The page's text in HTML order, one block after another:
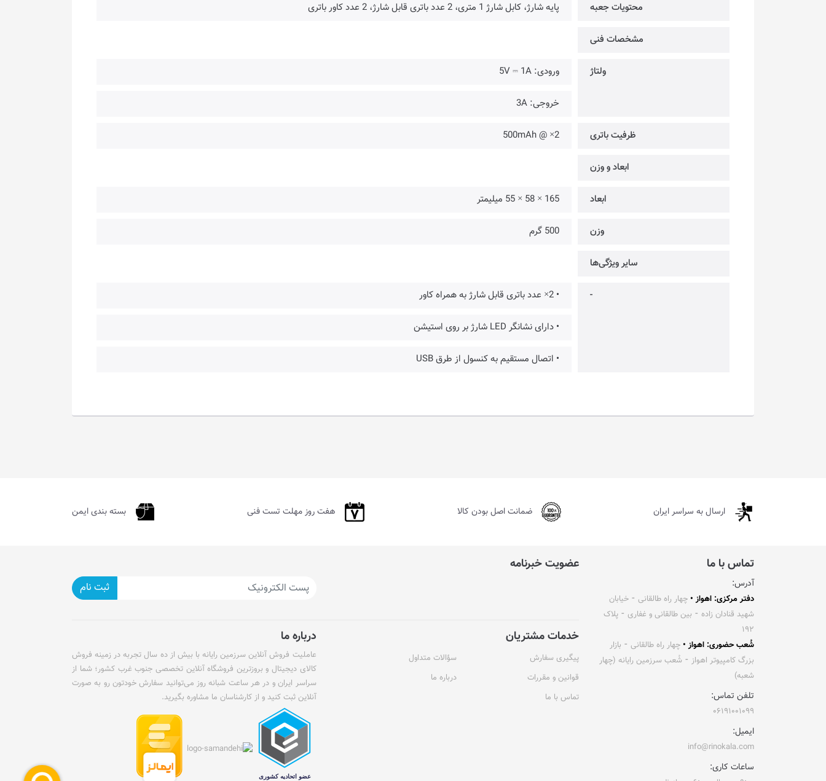
محتویات جعبه پایه شارژ، کابل شارژ 1 متری، 2 عدد باتری قابل شارژ، 2 عدد کاور باتری
مشخصات فنی
ولتاژ ورودی: 5V ⎓ 1A
خروجی: 3A
ظرفیت باتری 500mAh @ ×2
ابعاد و وزن
ابعاد 165 × 58 × 55 میلیمتر
وزن 500 گرم
سایر ویژگی‌ها
- • 2× عدد باتری قابل شارژ به همراه کاور
• دارای نشانگر LED شارژ بر روی استیشن
• اتصال مستقیم به کنسول از طرق USB
ارسال به سراسر ایران ضمانت اصل بودن کالا هفت روز مهلت تست فنی بسته بندی ایمن
تماس با ما
آدرس:
دفتر مرکزی: اهواز • چهار راه طالقانی ⁃ خیابان
شهید قنادان زاده ⁃ بین طالقانی و غفاری ⁃ پلاک
۱۹۲
شُعب حضوری: اهواز • چهار راه طالقانی ⁃ بازار
بزرگ کامپیوتر اهواز ⁃ شُعب سرزمین رایانه (چهار
شعبه)
تلفن تماس:
۰۶۱۹۱۰۰۱۰۹۹
ایمیل:
info@rinokala.com
ساعات کاری:
عضویت خبرنامه
ثبت نام
خدمات مشتریان
پیگیری سفارش
سؤالات متداول
قوانین و مقررات
درباره ما
تماس با ما
درباره ما
عاملیت فروش آنلاین سرزمین رایانه با بیش از ده سال تجربه در زمینه فروش
کالای دیجیتال و بروزترین فروشگاه آنلاین تخصصی جنوب غرب کشور؛ شما از
سراسر ایران و در هر ساعت شبانه روز می‌توانید سفارش خودتون رو به صورت
آنلاین ثبت کنید و از کارشناسان ما مشاوره بگیرید.